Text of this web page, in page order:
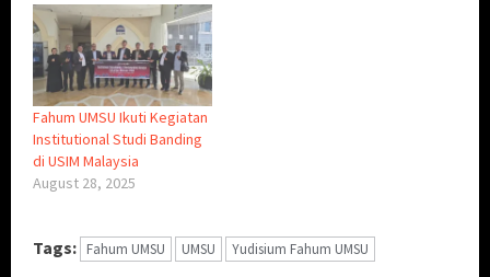
Fahum UMSU Ikuti Kegiatan
Institutional Studi Banding
di USIM Malaysia
August 28, 2025
Tags: Fahum UMSU UMSU Yudisium Fahum UMSU